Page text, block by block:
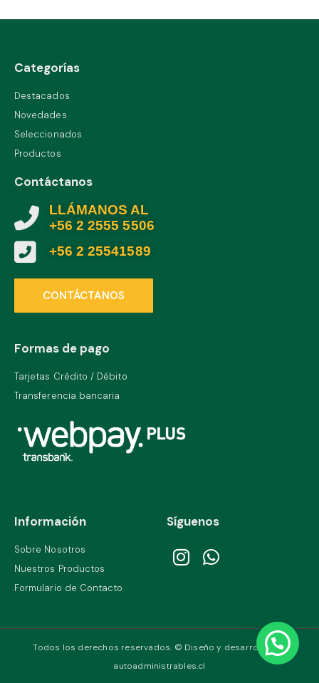
Categorías
Destacados
Novedades
Seleccionados
Productos
Contáctanos
LLÁMANOS AL
+56 2 2555 5506
+56 2 25541589
CONTÁCTANOS
Formas de pago
Tarjetas Crédito / Débito
Transferencia bancaria
Información
Sobre Nosotros
Nuestros Productos
Formulario de Contacto
Síguenos
Todos los derechos reservados. © Diseño y desarrollo por
autoadministrables.cl